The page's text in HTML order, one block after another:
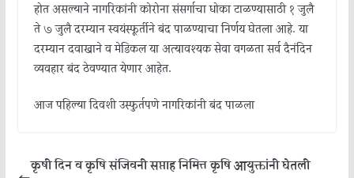
होत असल्याने नागरिकांनी कोरोना संसर्गाचा धोका टाळण्यासाठी १ जुलै
ते ७ जुलै दरम्यान स्वयंस्फूर्तीने बंद पाळण्याचा निर्णय घेतला आहे. या
दरम्यान दवाखाने व मेडिकल या अत्यावश्यक सेवा वगळता सर्व दैनंदिन
व्यवहार बंद ठेवण्यात येणार आहेत.
आज पहिल्या दिवशी उस्फुर्तपणे नागरिकांनी बंद पाळला
कृषी दिन व कृषि संजिवनी सप्ताह निमित्त कृषि आयुक्तांनी घेतली